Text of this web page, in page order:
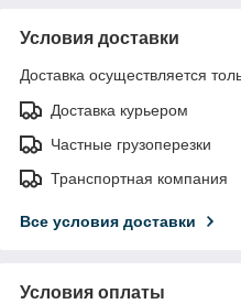
Условия доставки
Доставка осуществляется
Доставка курьером
Частные грузоперезки
Транспортная компания
Все условия доставки
Условия оплаты